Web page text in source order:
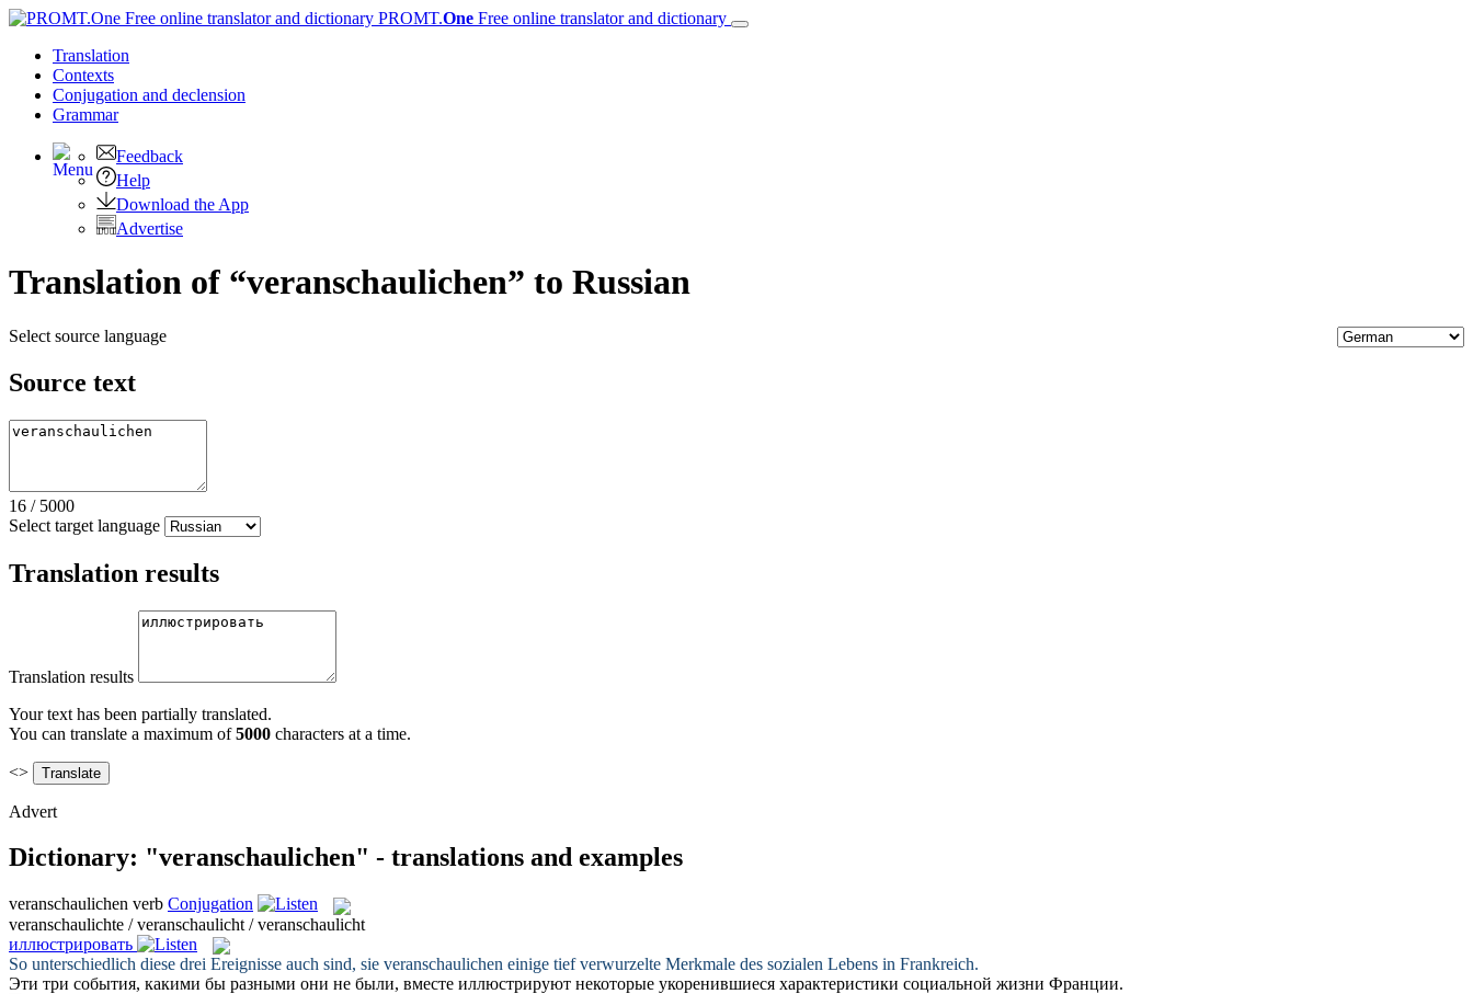
PROMT.One Free online translator and dictionary
Translation
Contexts
Conjugation and declension
Grammar
Feedback
Help
Download the App
Advertise
Translation of “veranschaulichen” to Russian
Select source language
Source text
16 / 5000
Select target language
Translation results
Translation results
Your text has been partially translated.
You can translate a maximum of5000 characters at a time.
<>
Advert
Dictionary: "veranschaulichen" - translations and examples
veranschaulichen verb Conjugation
veranschaulichte / veranschaulicht / veranschaulicht
иллюстрировать
So unterschiedlich diese drei Ereignisse auch sind, sie veranschaulichen einige tief verwurzelte Merkmale des sozialen Lebens in Frankreich.
Эти три события, какими бы разными они не были, вместе иллюстрируют некоторые укоренившиеся характеристики социальной жизни Франции.